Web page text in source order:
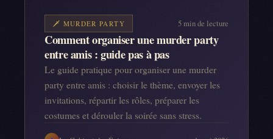
🗡️ MURDER PARTY 5min de lecture
Comment organiser une murder party
entre amis : guide pas à pas
Le guide pratique pour organiser une murder
party entre amis : choisir le thème, envoyer les
invitations, répartir les rôles, préparer les
costumes et dérouler la soirée sans stress.